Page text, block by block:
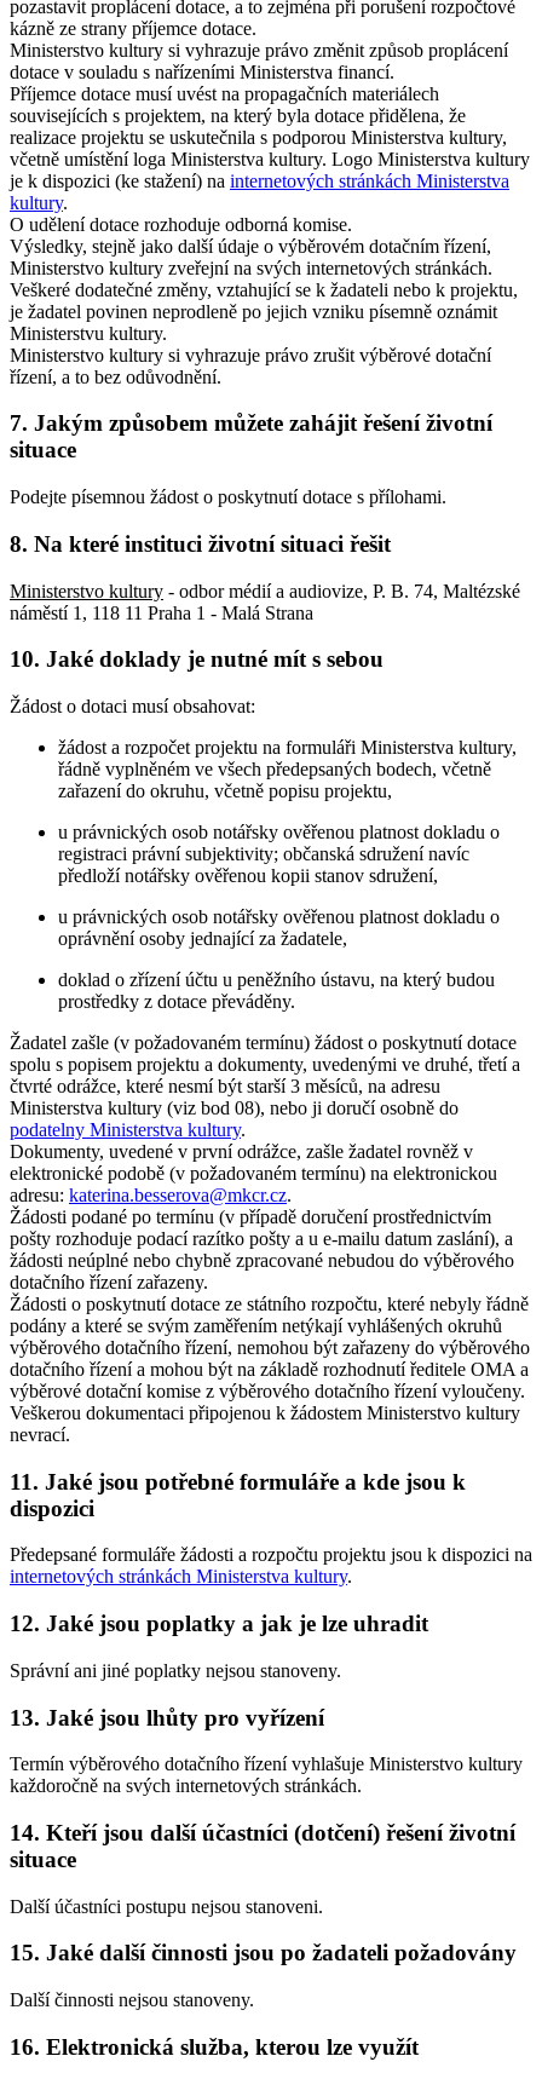
pozastavit proplácení dotace, a to zejména při porušení rozpočtové
kázně ze strany příjemce dotace.
Ministerstvo kultury si vyhrazuje právo změnit způsob proplácení
dotace v souladu s nařízeními Ministerstva financí.
Příjemce dotace musí uvést na propagačních materiálech
souvisejících s projektem, na který byla dotace přidělena, že
realizace projektu se uskutečnila s podporou Ministerstva kultury,
včetně umístění loga Ministerstva kultury. Logo Ministerstva kultury
je k dispozici (ke stažení) na internetových stránkách Ministerstva
kultury.
O udělení dotace rozhoduje odborná komise.
Výsledky, stejně jako další údaje o výběrovém dotačním řízení,
Ministerstvo kultury zveřejní na svých internetových stránkách.
Veškeré dodatečné změny, vztahující se k žadateli nebo k projektu,
je žadatel povinen neprodleně po jejich vzniku písemně oznámit
Ministerstvu kultury.
Ministerstvo kultury si vyhrazuje právo zrušit výběrové dotační
řízení, a to bez odůvodnění.
7. Jakým způsobem můžete zahájit řešení životní
situace
Podejte písemnou žádost o poskytnutí dotace s přílohami.
8. Na které instituci životní situaci řešit
Ministerstvo kultury - odbor médií a audiovize, P. B. 74, Maltézské
náměstí 1, 118 11 Praha 1 - Malá Strana
10. Jaké doklady je nutné mít s sebou
Žádost o dotaci musí obsahovat:
žádost a rozpočet projektu na formuláři Ministerstva kultury,
řádně vyplněném ve všech předepsaných bodech, včetně
zařazení do okruhu, včetně popisu projektu,
u právnických osob notářsky ověřenou platnost dokladu o
registraci právní subjektivity; občanská sdružení navíc
předloží notářsky ověřenou kopii stanov sdružení,
u právnických osob notářsky ověřenou platnost dokladu o
oprávnění osoby jednající za žadatele,
doklad o zřízení účtu u peněžního ústavu, na který budou
prostředky z dotace převáděny.
Žadatel zašle (v požadovaném termínu) žádost o poskytnutí dotace
spolu s popisem projektu a dokumenty, uvedenými ve druhé, třetí a
čtvrté odrážce, které nesmí být starší 3 měsíců, na adresu
Ministerstva kultury (viz bod 08), nebo ji doručí osobně do
podatelny Ministerstva kultury.
Dokumenty, uvedené v první odrážce, zašle žadatel rovněž v
elektronické podobě (v požadovaném termínu) na elektronickou
adresu: katerina.besserova@mkcr.cz.
Žádosti podané po termínu (v případě doručení prostřednictvím
pošty rozhoduje podací razítko pošty a u e-mailu datum zaslání), a
žádosti neúplné nebo chybně zpracované nebudou do výběrového
dotačního řízení zařazeny.
Žádosti o poskytnutí dotace ze státního rozpočtu, které nebyly řádně
podány a které se svým zaměřením netýkají vyhlášených okruhů
výběrového dotačního řízení, nemohou být zařazeny do výběrového
dotačního řízení a mohou být na základě rozhodnutí ředitele OMA a
výběrové dotační komise z výběrového dotačního řízení vyloučeny.
Veškerou dokumentaci připojenou k žádostem Ministerstvo kultury
nevrací.
11. Jaké jsou potřebné formuláře a kde jsou k
dispozici
Předepsané formuláře žádosti a rozpočtu projektu jsou k dispozici na
internetových stránkách Ministerstva kultury.
12. Jaké jsou poplatky a jak je lze uhradit
Správní ani jiné poplatky nejsou stanoveny.
13. Jaké jsou lhůty pro vyřízení
Termín výběrového dotačního řízení vyhlašuje Ministerstvo kultury
každoročně na svých internetových stránkách.
14. Kteří jsou další účastníci (dotčení) řešení životní
situace
Další účastníci postupu nejsou stanoveni.
15. Jaké další činnosti jsou po žadateli požadovány
Další činnosti nejsou stanoveny.
16. Elektronická služba, kterou lze využít